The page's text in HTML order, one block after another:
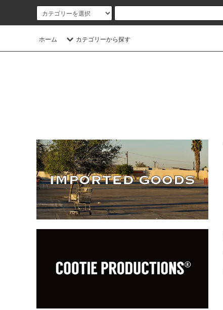
ホーム カテゴリーから探す